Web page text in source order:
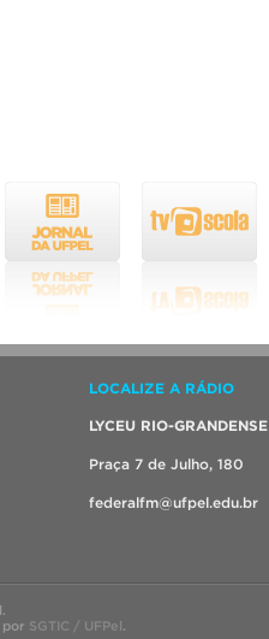
LOCALIZE A RÁDIO
LYCEU RIO-GRANDENSE
Praça 7 de Julho, 180
federalfm@ufpel.edu.br
por SGTIC / UFPel .